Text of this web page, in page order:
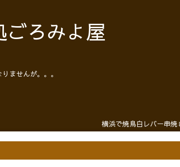
ごろみよ屋
ませんが。。。
横浜で焼鳥白レバー串焼